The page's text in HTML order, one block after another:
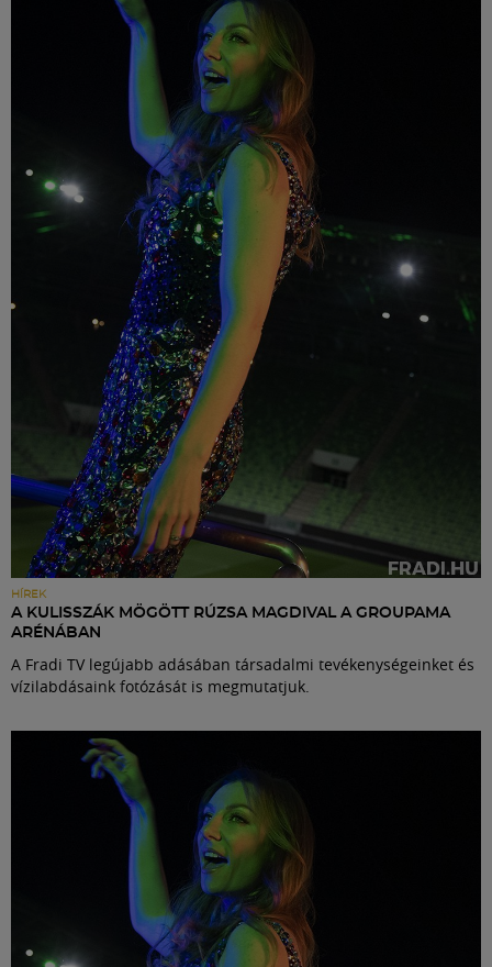
HÍREK
A KULISSZÁK MÖGÖTT RÚZSA MAGDIVAL A GROUPAMA
ARÉNÁBAN
A Fradi TV legújabb adásában társadalmi tevékenységeinket és
vízilabdásaink fotózását is megmutatjuk.